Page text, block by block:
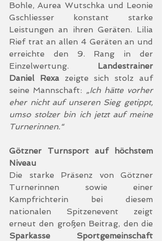
Bohle, Aurea Wutschka und Leonie
Gschliesser konstant starke
Leistungen an ihren Geräten. Lilia
Rief trat an allen 4 Geräten an und
erreichte den 9. Rang in der
Einzelwertung. Landestrainer
Daniel Rexa zeigte sich stolz auf
seine Mannschaft: „Ich hätte vorher
eher nicht auf unseren Sieg getippt,
umso stolzer bin ich jetzt auf meine
Turnerinnen.“
Götzner Turnsport auf höchstem
Niveau
Die starke Präsenz von Götzner
Turnerinnen sowie einer
Kampfrichterin bei diesem
nationalen Spitzenevent zeigt
Sparkasse Sportgemeinschaft